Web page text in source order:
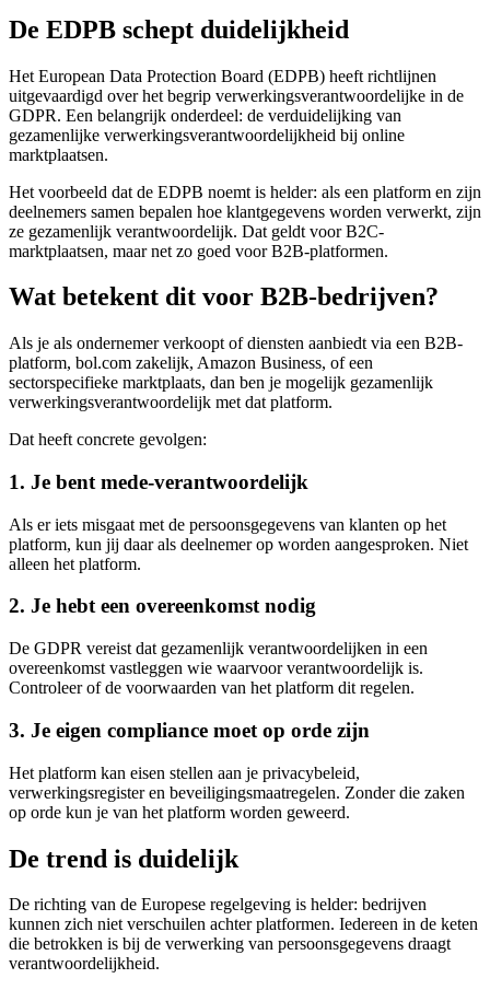
De EDPB schept duidelijkheid
Het European Data Protection Board (EDPB) heeft richtlijnen
uitgevaardigd over het begrip verwerkingsverantwoordelijke in de
GDPR. Een belangrijk onderdeel: de verduidelijking van
gezamenlijke verwerkingsverantwoordelijkheid bij online
marktplaatsen.
Het voorbeeld dat de EDPB noemt is helder: als een platform en zijn
deelnemers samen bepalen hoe klantgegevens worden verwerkt, zijn
ze gezamenlijk verantwoordelijk. Dat geldt voor B2C-
marktplaatsen, maar net zo goed voor B2B-platformen.
Wat betekent dit voor B2B-bedrijven?
Als je als ondernemer verkoopt of diensten aanbiedt via een B2B-
platform, bol.com zakelijk, Amazon Business, of een
sectorspecifieke marktplaats, dan ben je mogelijk gezamenlijk
verwerkingsverantwoordelijk met dat platform.
Dat heeft concrete gevolgen:
1. Je bent mede-verantwoordelijk
Als er iets misgaat met de persoonsgegevens van klanten op het
platform, kun jij daar als deelnemer op worden aangesproken. Niet
alleen het platform.
2. Je hebt een overeenkomst nodig
De GDPR vereist dat gezamenlijk verantwoordelijken in een
overeenkomst vastleggen wie waarvoor verantwoordelijk is.
Controleer of de voorwaarden van het platform dit regelen.
3. Je eigen compliance moet op orde zijn
Het platform kan eisen stellen aan je privacybeleid,
verwerkingsregister en beveiligingsmaatregelen. Zonder die zaken
op orde kun je van het platform worden geweerd.
De trend is duidelijk
De richting van de Europese regelgeving is helder: bedrijven
kunnen zich niet verschuilen achter platformen. Iedereen in de keten
die betrokken is bij de verwerking van persoonsgegevens draagt
verantwoordelijkheid.